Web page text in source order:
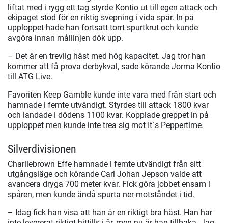
liftat med i rygg ett tag styrde Kontio ut till egen attack och
ekipaget stod för en riktig svepning i vida spår. In på
upploppet hade han fortsatt torrt spurtkrut och kunde
avgöra innan mållinjen dök upp.
– Det är en trevlig häst med hög kapacitet. Jag tror han
kommer att få prova derbykval, sade körande Jorma Kontio
till ATG Live.
Favoriten Keep Gamble kunde inte vara med från start och
hamnade i femte utvändigt. Styrdes till attack 1800 kvar
och landade i dödens 1100 kvar. Kopplade greppet in på
upploppet men kunde inte trea sig mot It´s Peppertime.
Silverdivisionen
Charliebrown Effe hamnade i femte utvändigt från sitt
utgångsläge och körande Carl Johan Jepson valde att
avancera dryga 700 meter kvar. Fick göra jobbet ensam i
spåren, men kunde ändå spurta ner motståndet i tid.
– Idag fick han visa att han är en riktigt bra häst. Han har